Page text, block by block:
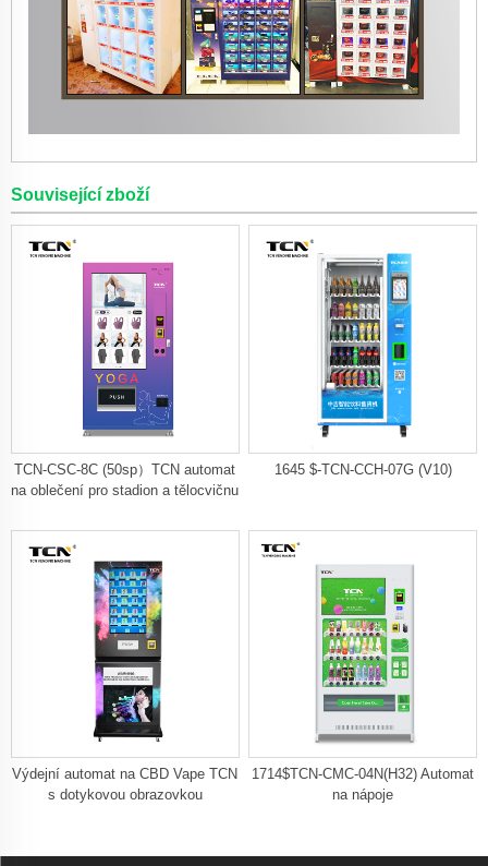
Související zboží
TCN-CSC-8C (50sp）TCN automat
na oblečení pro stadion a tělocvičnu
1645 $-TCN-CCH-07G (V10)
Výdejní automat na CBD Vape TCN
s dotykovou obrazovkou
1714$TCN-CMC-04N(H32) Automat
na nápoje